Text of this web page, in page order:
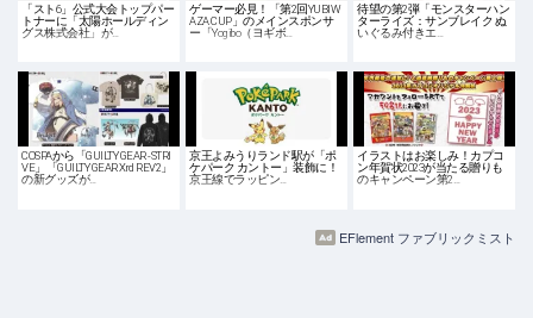
「スト6」公式大会トップパー
トナーに「太陽ホールディン
グス株式会社」が…
ゲーマー必見！「第2回YUBIW
AZA CUP」のメインスポンサ
ー「Yogibo（ヨギボ…
待望の第2弾「モンスターハン
ターライズ：サンブレイク ぬ
いぐるみ付きエ…
COSPAから「GUILTY GEAR -STRI
VE」「GUILTY GEAR Xrd REV2」
の新グッズが…
京王よみうりランド駅が「ポ
ケパーク カントー」装飾に！
京王線でラッピン…
イラストはお楽しみ！カプコ
ン年賀状2023が当たる贈りも
のキャンペーン第2…
EFlement ファブリックミスト